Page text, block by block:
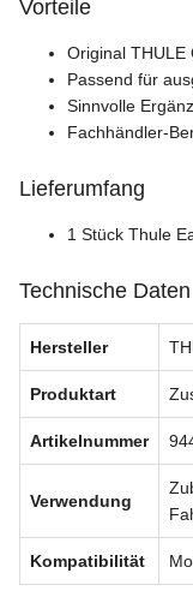
Vorteile
Original THULE
Passend für
Sinnvolle
Fachhändler-
Lieferumfang
1 Stück Thule
Technische Daten
Hersteller
Produktart
Artikelnummer
Verwendung
Kompatibilität